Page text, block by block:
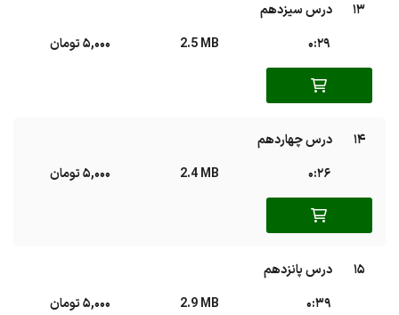
13
درس سیزدهم
0:29
2.5 MB 5,000 تومان
14
درس چهاردهم
0:26
2.4 MB 5,000 تومان
15
درس پانزدهم
0:39
2.9 MB 5,000 تومان